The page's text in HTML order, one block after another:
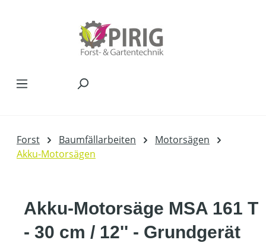
Forst Baumfällarbeiten
Motorsägen
Akku-Motorsägen
Akku-Motorsäge MSA 161 T
- 30 cm / 12'' - Grundgerät